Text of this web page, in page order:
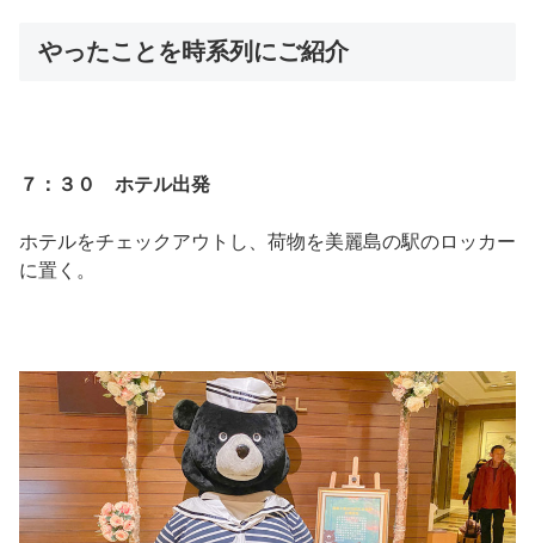
やったことを時系列にご紹介
７：３０ ホテル出発
ホテルをチェックアウトし、荷物を美麗島の駅のロッカー
に置く。